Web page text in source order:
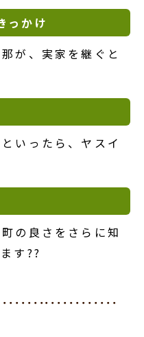
っかけ
が、実家を継ぐと
いったら、ヤスイ
の良さをさらに知
す??